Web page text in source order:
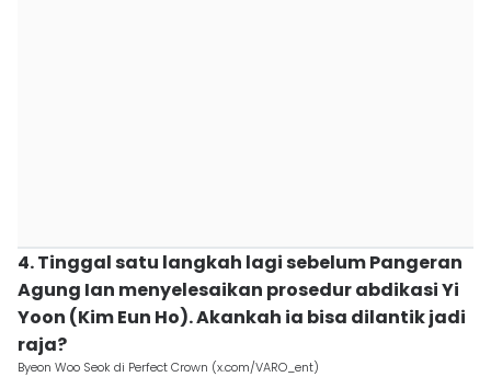
4. Tinggal satu langkah lagi sebelum Pangeran
Agung Ian menyelesaikan prosedur abdikasi Yi
Yoon (Kim Eun Ho). Akankah ia bisa dilantik jadi
raja?
Byeon Woo Seok di Perfect Crown (x.com/VARO_ent)